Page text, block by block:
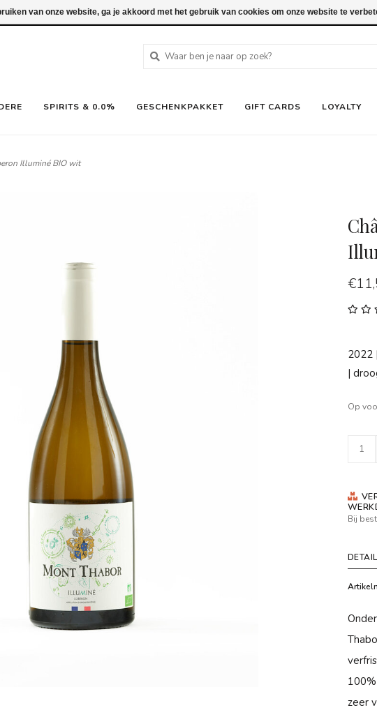
SPIRITS & 0.0% GESCHENKPAKKET GIFT CARDS LOYALTY
Illuminé BIO wit
2022
|
Op
Bij
zeer
van onze website, ga je akkoord met het gebruik van cookies om onze website te